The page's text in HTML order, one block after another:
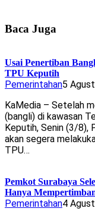
Baca Juga
Usai Penertiban
TPU Keputih
Pemerintahan5
KaMedia – Setelah
(bangli) di kawasan
Keputih, Senin (3/
akan segera
TPU…
Pemkot Surabaya
Hanya
Pemerintahan4